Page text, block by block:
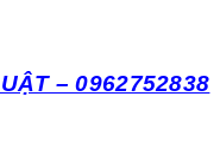
– 0962752838